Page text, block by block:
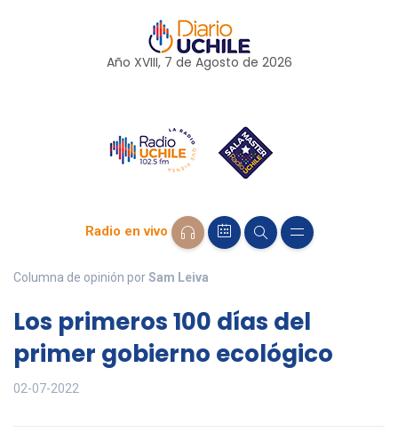
Año XVIII, 7 de Agosto de 2026
Radio en vivo
Columna de opinión porSam Leiva
Los primeros 100 días del
primer gobierno ecológico
02-07-2022